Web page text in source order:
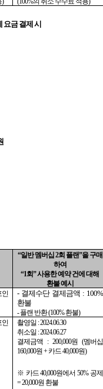
요금 결제 시
“일반 멤버십 2회 플랜”을 구매
하여
“1회” 사용한 예약 건에 대해
환불 예시
인
- 결제수단 결제금액 : 100%
환불
- 플랜 반환 (100% 환불)
인
촬영일 : 2024.06.30
취소일 : 2024.06.27
결제금액 : 200,000원 (멤버십
160,000원 + 카드 40,000원)
※ 카드 40,000원에서 50% 공제
= 20,000원 환불